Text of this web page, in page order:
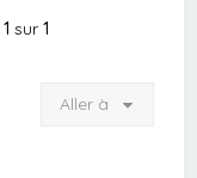
1 sur 1
Aller à